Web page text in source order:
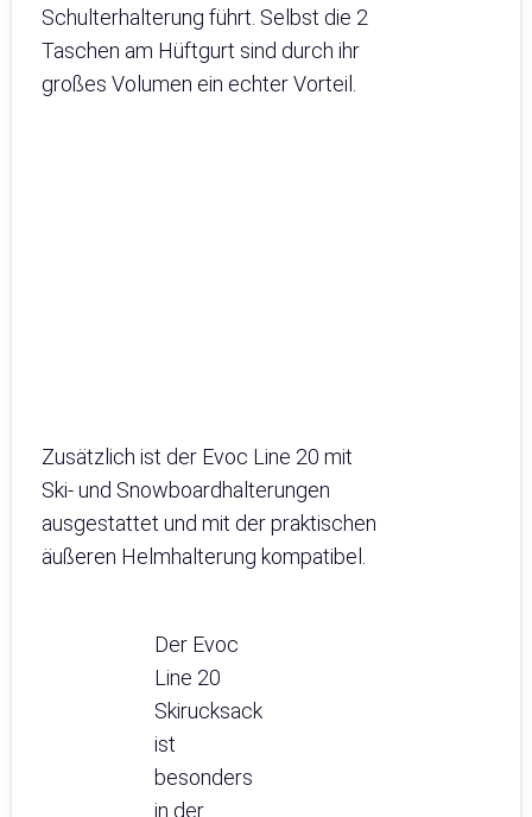
Schulterhalterung führt. Selbst die 2
Taschen am Hüftgurt sind durch ihr
großes Volumen ein echter Vorteil.
Zusätzlich ist der Evoc Line 20 mit
Ski- und Snowboardhalterungen
ausgestattet und mit der praktischen
äußeren Helmhalterung kompatibel.
Der Evoc
Line 20
Skirucksack
ist
besonders
in der